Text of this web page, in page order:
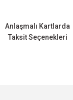
Anlaşmalı Kartlarda
Taksit Seçenekleri